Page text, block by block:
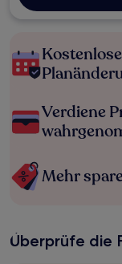
Verdiene
Mehr
Überprüfe die